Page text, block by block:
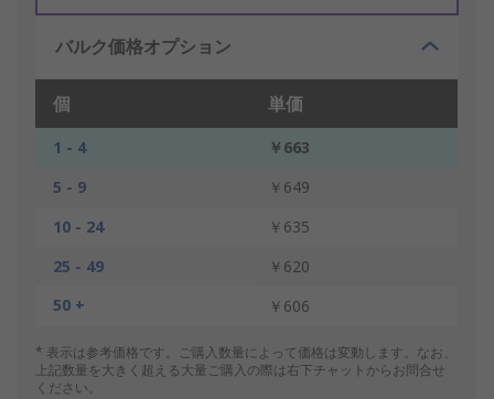
バルク価格オプション
個 単価
1 - 4
￥663
5 - 9
￥649
10 - 24
￥635
25 - 49
￥620
50 +
￥606
* 表示は参考価格です。ご購入数量によって価格は変動します。なお、
上記数量を大きく超える大量ご購入の際は右下チャットからお問合せ
ください。